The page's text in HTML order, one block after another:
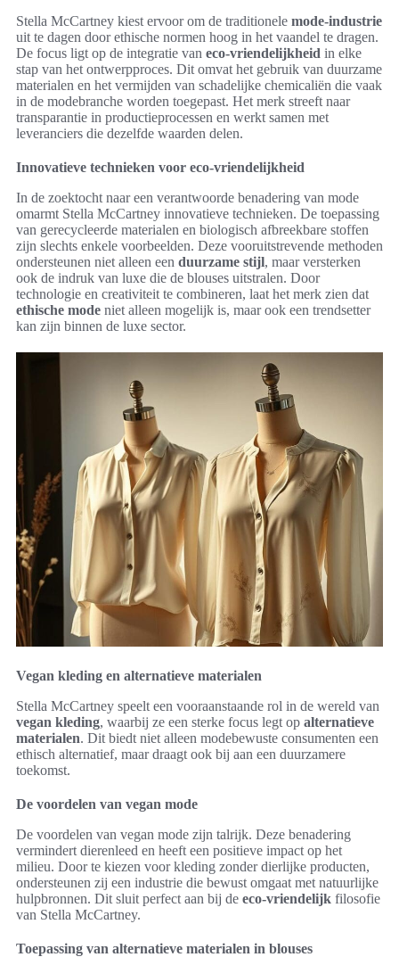
Stella McCartney kiest ervoor om de traditionele mode-industrie
uit te dagen door ethische normen hoog in het vaandel te dragen.
De focus ligt op de integratie van eco-vriendelijkheid in elke
stap van het ontwerpproces. Dit omvat het gebruik van duurzame
materialen en het vermijden van schadelijke chemicaliën die vaak
in de modebranche worden toegepast. Het merk streeft naar
transparantie in productieprocessen en werkt samen met
leveranciers die dezelfde waarden delen.
Innovatieve technieken voor eco-vriendelijkheid
In de zoektocht naar een verantwoorde benadering van mode
omarmt Stella McCartney innovatieve technieken. De toepassing
van gerecycleerde materialen en biologisch afbreekbare stoffen
zijn slechts enkele voorbeelden. Deze vooruitstrevende methoden
ondersteunen niet alleen een duurzame stijl, maar versterken
ook de indruk van luxe die de blouses uitstralen. Door
technologie en creativiteit te combineren, laat het merk zien dat
ethische mode niet alleen mogelijk is, maar ook een trendsetter
kan zijn binnen de luxe sector.
Vegan kleding en alternatieve materialen
Stella McCartney speelt een vooraanstaande rol in de wereld van
vegan kleding, waarbij ze een sterke focus legt op alternatieve
materialen. Dit biedt niet alleen modebewuste consumenten een
ethisch alternatief, maar draagt ook bij aan een duurzamere
toekomst.
De voordelen van vegan mode
De voordelen van vegan mode zijn talrijk. Deze benadering
vermindert dierenleed en heeft een positieve impact op het
milieu. Door te kiezen voor kleding zonder dierlijke producten,
ondersteunen zij een industrie die bewust omgaat met natuurlijke
hulpbronnen. Dit sluit perfect aan bij de eco-vriendelijk filosofie
van Stella McCartney.
Toepassing van alternatieve materialen in blouses